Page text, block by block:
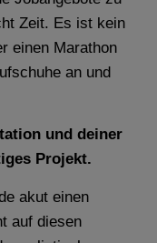
Zeit. Es ist kein
einen Marathon
an und
und deiner
Projekt.
akut einen
auf diesen